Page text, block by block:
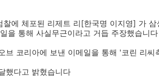
찰에 체포된 리제트 리[한국명 이지영] 가
을 통해 사실무근이라고 거듭 주장했습니다
브 코리아에 보낸 이메일을 통해 '코린 리
했다고 밝혔습니다